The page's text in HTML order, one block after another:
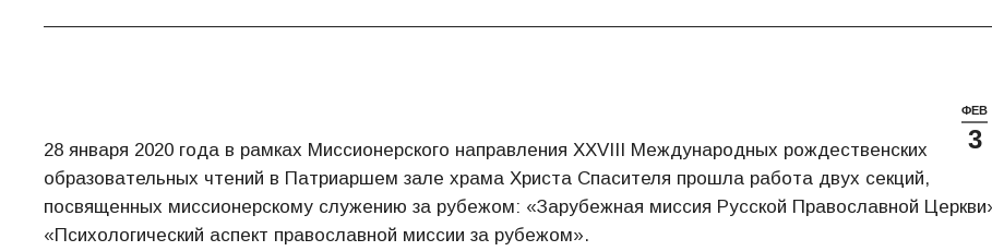
ФЕВ
3
28 января 2020 года в рамках Миссионерского направления XXVIII Международных рождественских
образовательных чтений в Патриаршем зале храма Христа Спасителя прошла работа двух секций,
посвященных миссионерскому служению за рубежом: «Зарубежная миссия Русской Православной
«Психологический аспект православной миссии за рубежом».